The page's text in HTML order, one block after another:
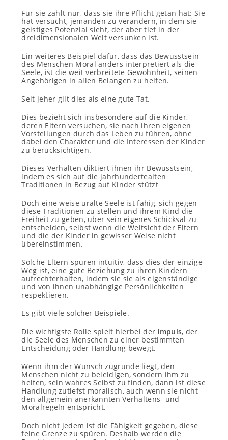
Für sie zählt nur, dass sie ihre Pflicht getan hat: Sie
hat versucht, jemanden zu verändern, in dem sie
geistiges Potenzial sieht, der aber tief in der
dreidimensionalen Welt versunken ist.
Ein weiteres Beispiel dafür, dass das Bewusstsein
des Menschen Moral anders interpretiert als die
Seele, ist die weit verbreitete Gewohnheit, seinen
Angehörigen in allen Belangen zu helfen.
Seit jeher gilt dies als eine gute Tat.
Dies bezieht sich insbesondere auf die Kinder,
deren Eltern versuchen, sie nach ihren eigenen
Vorstellungen durch das Leben zu führen, ohne
dabei den Charakter und die Interessen der Kinder
zu berücksichtigen.
Dieses Verhalten diktiert ihnen ihr Bewusstsein,
indem es sich auf die jahrhundertealten
Traditionen in Bezug auf Kinder stützt
Doch eine weise uralte Seele ist fähig, sich gegen
diese Traditionen zu stellen und ihrem Kind die
Freiheit zu geben, über sein eigenes Schicksal zu
entscheiden, selbst wenn die Weltsicht der Eltern
und die der Kinder in gewisser Weise nicht
übereinstimmen.
Solche Eltern spüren intuitiv, dass dies der einzige
Weg ist, eine gute Beziehung zu ihren Kindern
aufrechterhalten, indem sie sie als eigenständige
und von ihnen unabhängige Persönlichkeiten
respektieren.
Es gibt viele solcher Beispiele.
Die wichtigste Rolle spielt hierbei der Impuls, der
die Seele des Menschen zu einer bestimmten
Entscheidung oder Handlung bewegt.
Wenn ihm der Wunsch zugrunde liegt, den
Menschen nicht zu beleidigen, sondern ihm zu
helfen, sein wahres Selbst zu finden, dann ist diese
Handlung zutiefst moralisch, auch wenn sie nicht
den allgemein anerkannten Verhaltens- und
Moralregeln entspricht.
Doch nicht jedem ist die Fähigkeit gegeben, diese
feine Grenze zu spüren. Deshalb werden die